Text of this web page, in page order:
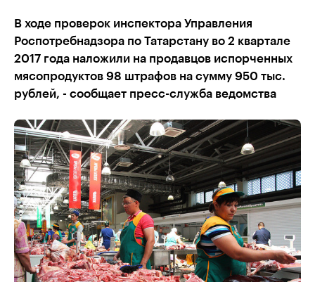
В ходе проверок инспектора Управления
Роспотребнадзора по Татарстану во 2 квартале
2017 года наложили на продавцов испорченных
мясопродуктов 98 штрафов на сумму 950 тыс.
рублей, - сообщает пресс-служба ведомства